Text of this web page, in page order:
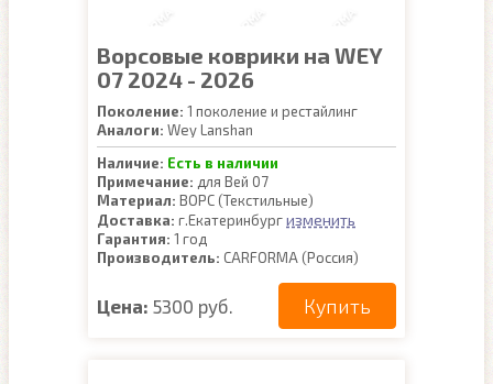
Ворсовые коврики на WEY
07 2024 - 2026
Поколение: 1 поколение и рестайлинг
Аналоги: Wey Lanshan
Наличие: Есть в наличии
Примечание: для Вей 07
Материал: ВОРС (Текстильные)
Доставка: г.Екатеринбургизменить
Гарантия: 1 год
Производитель: CARFORMA (Россия)
Цена: 5300 руб. Купить